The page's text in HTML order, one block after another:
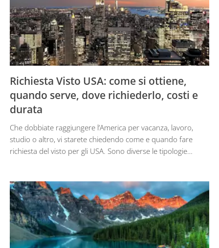
Richiesta Visto USA: come si ottiene,
quando serve, dove richiederlo, costi e
durata
Che dobbiate raggiungere l’America per vacanza, lavoro,
studio o altro, vi starete chiedendo come e quando fare
richiesta del visto per gli USA. Sono diverse le tipologie…